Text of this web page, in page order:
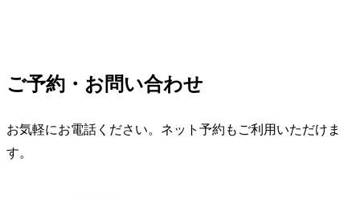
ご予約・お問い合わせ
お気軽にお電話ください。ネット予約もご利用いただけま
す。